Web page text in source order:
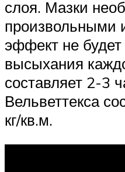
слоя. Мазки
произвольными
эффект не
высыхания
составляет 2-3
Вельветтекса
кг/кв.м.